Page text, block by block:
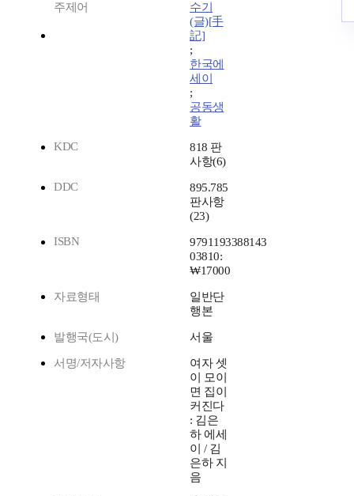
주제어
수기
(글)[手
記]
;
한국에
세이
;
공동생
활
KDC
818 판
사항(6)
DDC
895.785
판사항
(23)
ISBN
9791193388143
03810:
₩17000
자료형태
일반단
행본
발행국(도시) 서울
서명/저자사항
여자 셋
이 모이
면 집이
커진다
: 김은
하 에세
이 / 김
은하 지
음